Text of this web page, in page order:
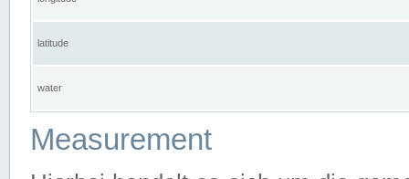
latitude
water
Measurement